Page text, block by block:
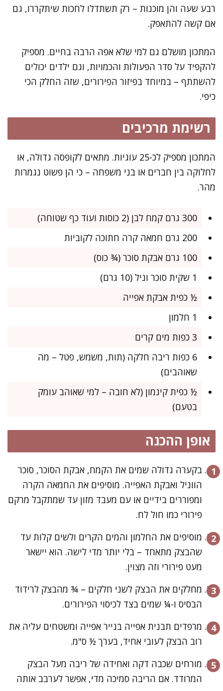
רבע שעה והן מוכנות – רק תשתדלו לחכות שיתקררו, גם
אם קשה להתאפק.
המתכון מושלם גם למי שלא אפה הרבה בחיים. מספיק
להקפיד על סדר הפעולות והכמויות, וגם ילדים יכולים
להשתתף – במיוחד בפיזור הפירורים, שזה החלק הכי
כיפי.
רשימת מרכיבים
המתכון מספיק לכ-25 עוגיות. מתאים לקופסה גדולה, או
לחלוקה בין חברים או בני משפחה – כי הן פשוט נגמרות
מהר.
300 גרם קמח לבן (2 כוסות ועוד כף שטוחה)
200 גרם חמאה קרה חתוכה לקוביות
100 גרם אבקת סוכר (¾ כוס)
1 שקית סוכר וניל (10 גרם)
½ כפית אבקת אפייה
1 חלמון
3 כפות מים קרים
6 כפות ריבה חלקה (תות, משמש, פטל – מה
שאוהבים)
½ כפית קינמון (לא חובה – למי שאוהב עומק
בטעם)
אופן ההכנה
בקערה גדולה שמים את הקמח, אבקת הסוכר, סוכר
הווניל ואבקת האפייה. מוסיפים את החמאה הקרה
ומפוררים בידיים או עם מעבד מזון עד שמתקבל מרקם
פירורי כמו חול לח.
מוסיפים את החלמון והמים הקרים ולשים קלות עד
שהבצק מתאחד – בלי יותר מדי לישה. הוא יישאר
מעט פירורי וזה מצוין.
מחלקים את הבצק לשני חלקים – ¾ מהבצק לרידוד
הבסיס ו-¼ שמים בצד לכיסוי הפירורים.
מרפדים תבנית אפייה בנייר אפייה ומשטחים עליה את
רוב הבצק לעובי אחיד, בערך ½ ס"מ.
מורחים שכבה דקה ואחידה של ריבה מעל הבצק
המרודד. אם הריבה סמיכה מדי, אפשר לערבב אותה